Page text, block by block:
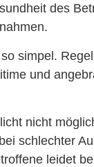
des
simpel.
und
nicht
schlechter
leidet